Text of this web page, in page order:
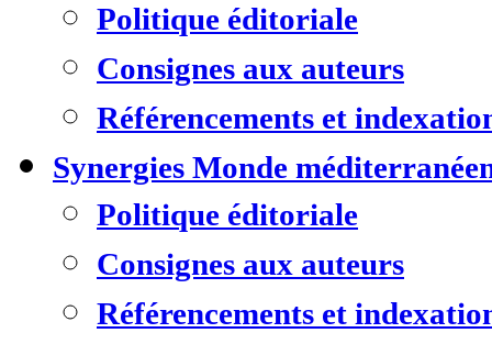
Politique éditoriale
Consignes aux auteurs
Référencements et
Synergies Monde
Politique éditoriale
Consignes aux auteurs
Référencements et